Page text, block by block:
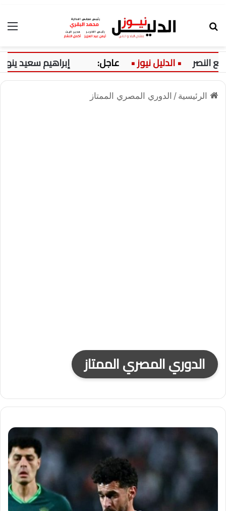
عاجل: إبراهيم سعيد ينهي
الرئيسية / الدوري المصري الممتاز
الدوري المصري الممتاز